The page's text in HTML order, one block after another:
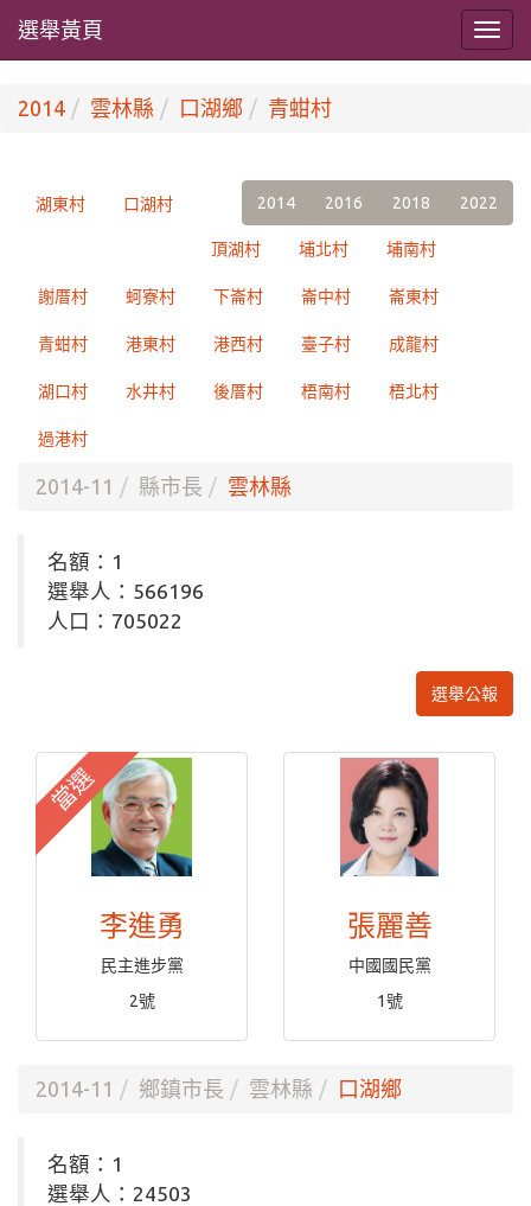
選舉黃頁
2014 雲林縣 口湖鄉 青蚶村
2014 2016 2018 2022
湖東村 口湖村
頂湖村 埔北村 埔南村
謝厝村 蚵寮村 下崙村 崙中村 崙東村
青蚶村 港東村 港西村 臺子村 成龍村
湖口村 水井村 後厝村 梧南村 梧北村
過港村
2014-11 縣市長 雲林縣
名額：1
選舉人：566196
人口：705022
選舉公報
當選
李進勇
民主進步黨
2號
張麗善
中國國民黨
1號
2014-11 鄉鎮市長 雲林縣 口湖鄉
名額：1
選舉人：24503